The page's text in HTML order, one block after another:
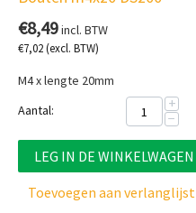
€8,49incl. BTW
€7,02(excl. BTW)
M4 x lengte 20mm
Aantal:
+
−
LEG IN DE WINKELWAGEN
Toevoegen aan verlanglijst